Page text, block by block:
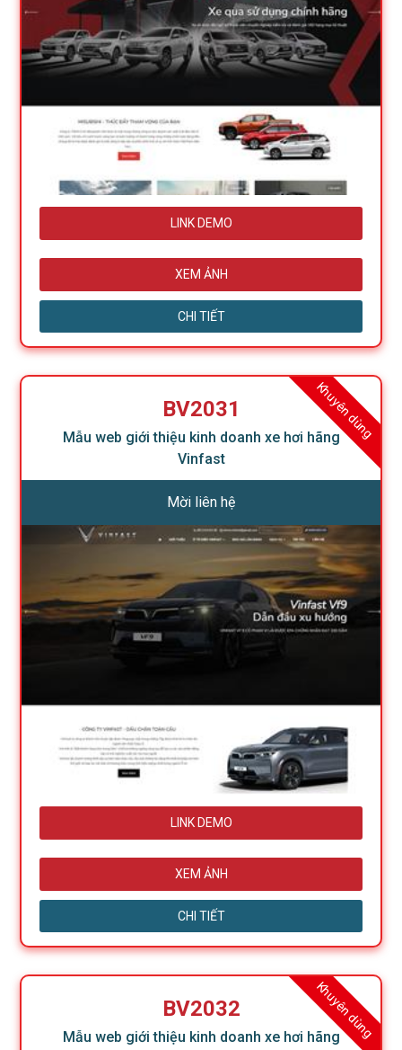
LINK DEMO
XEM ẢNH
CHI TIẾT
Khuyên dùng
BV2031
Mẫu web giới thiệu kinh doanh xe hơi hãng
Vinfast
Mời liên hệ
LINK DEMO
XEM ẢNH
CHI TIẾT
Khuyên dùng
BV2032
Mẫu web giới thiệu kinh doanh xe hơi hãng